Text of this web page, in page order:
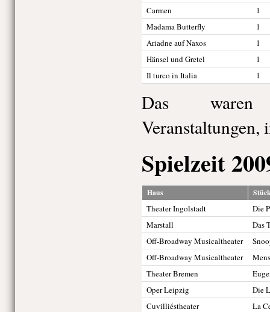
Carmen
1
Madama Butterfly
1
Ariadne auf Naxos
1
Hänsel und Gretel
1
Il turco in Italia
1
Das waren
Veranstaltungen,
Spielzeit
Haus
Theater Ingolstadt
Die
Marstall
Das
Off-Broadway Musicaltheater
Off-Broadway Musicaltheater
Theater Bremen
Oper Leipzig
Die
Cuvilliéstheater
La